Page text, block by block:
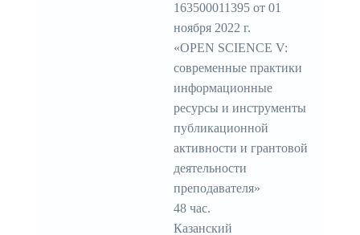
163500011395 от 01
ноября 2022 г.
«OPEN SCIENCE V:
современные практики
информационные
ресурсы и инструменты
публикационной
активности и грантовой
деятельности
преподавателя»
48 час.
Казанский